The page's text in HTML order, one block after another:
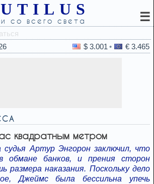
со всего света ☰
$ 3.001 € 3.465
квадратным метром
Артур Энгорон заключил, что
обмане банков, и прения сторон
размера наказания. Поскольку дело
Джеймс была бессильна упечь